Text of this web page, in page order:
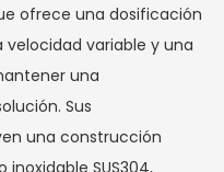
ofrece una dosificación
variable y una
una
Sus
una construcción